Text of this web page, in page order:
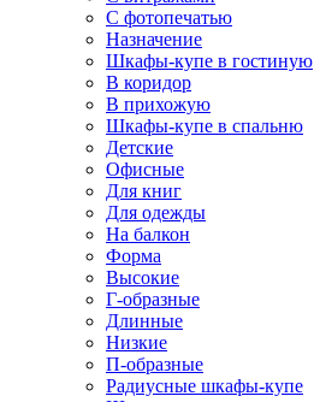
С фотопечатью
Назначение
Шкафы-купе в гостиную
В коридор
В прихожую
Шкафы-купе в спальню
Детские
Офисные
Для книг
Для одежды
На балкон
Форма
Высокие
Г-образные
Длинные
Низкие
П-образные
Радиусные шкафы-купе